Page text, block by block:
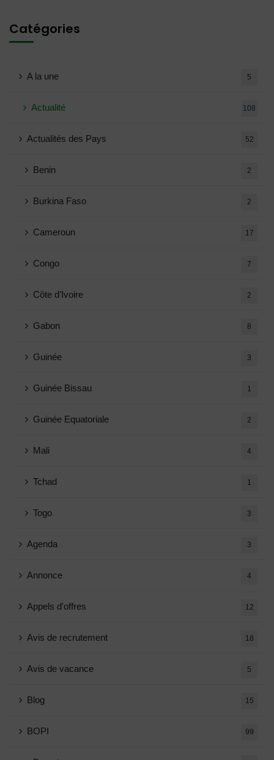
Catégories
A la une 5
Actualité 108
Actualités des Pays 52
Benin 2
Burkina Faso 2
Cameroun 17
Congo 7
Côte d’Ivoire 2
Gabon 8
Guinée 3
Guinée Bissau 1
Guinée Equatoriale 2
Mali 4
Tchad 1
Togo 3
Agenda 3
Annonce 4
Appels d'offres 12
Avis de recrutement 18
Avis de vacance 5
Blog 15
BOPI 99